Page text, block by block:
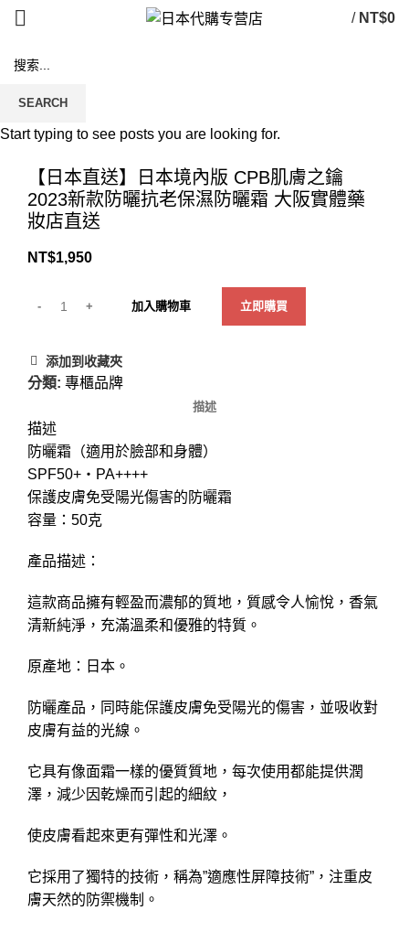
/ NT$0
【日本直送】日本境內版 CPB肌膚之鑰
2023新款防曬抗老保濕防曬霜 大阪實體藥
妝店直送
NT$1,950
加入購物車 立即購買
添加到收藏夾
分類: 專櫃品牌
描述
描述
防曬霜（適用於臉部和身體）
SPF50+・PA++++
保護皮膚免受陽光傷害的防曬霜
容量：50克
產品描述：
這款商品擁有輕盈而濃郁的質地，質感令人愉悅，香氣
清新純淨，充滿溫柔和優雅的特質。
原產地：日本。
防曬產品，同時能保護皮膚免受陽光的傷害，並吸收對
皮膚有益的光線。
它具有像面霜一樣的優質質地，每次使用都能提供潤
澤，減少因乾燥而引起的細紋，
使皮膚看起來更有彈性和光澤。
它採用了獨特的技術，稱為”適應性屏障技術”，注重皮
膚天然的防禦機制。
SEARCH
Start typing to see posts you are looking for.